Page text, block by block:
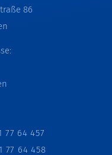
86
77 64 457
77 64 458